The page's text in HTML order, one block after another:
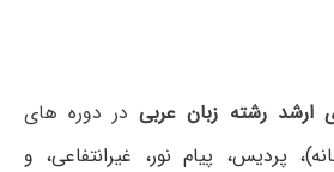
ارشد رشته زبان عربیدر دوره های
پردیس، پیام نور، غیرانتفاعی، و